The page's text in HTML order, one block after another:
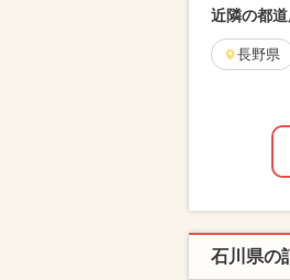
近隣の都
長野県
石川県の